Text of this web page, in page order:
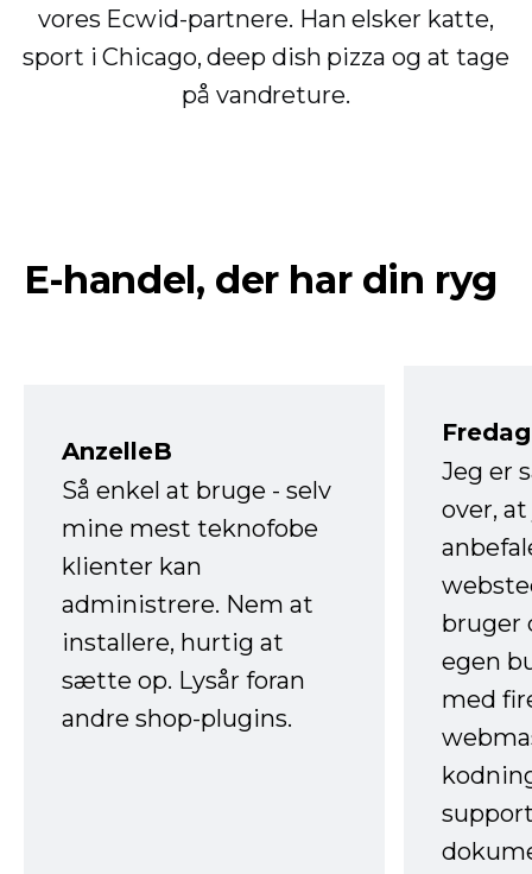
vores Ecwid-partnere. Han elsker katte,
sport i Chicago, deep dish pizza og at tage
på vandreture.
E-handel, der har din ryg
AnzelleB
Så enkel at bruge - selv
mine mest teknofobe
klienter kan
administrere. Nem at
installere, hurtig at
sætte op. Lysår foran
andre shop-plugins.
Jeg er
over,
bruger
egen
med